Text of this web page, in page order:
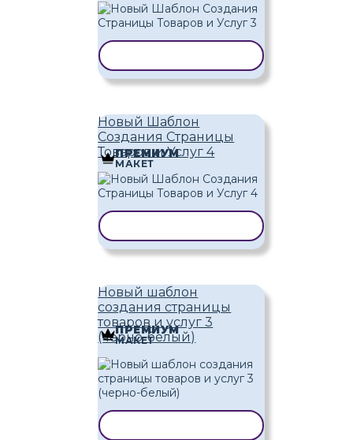
Новый Шаблон
Создания Страницы
Товаров и Услуг 4
ПРЕМИУМ
МАКЕТ
Новый шаблон
создания страницы
товаров и услуг 3
(черно-белый)
ПРЕМИУМ
МАКЕТ